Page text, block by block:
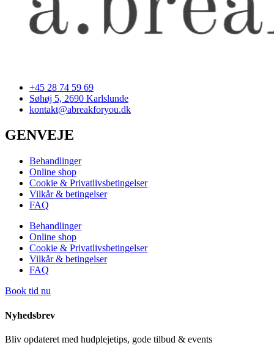
+45 28 74 59 69
Søhøj 5, 2690 Karlslunde
kontakt@abreakforyou.dk
GENVEJE
Behandlinger
Online shop
Cookie & Privatlivsbetingelser
Vilkår & betingelser
FAQ
Behandlinger
Online shop
Cookie & Privatlivsbetingelser
Vilkår & betingelser
FAQ
Book tid nu
Nyhedsbrev
Bliv opdateret med hudplejetips, gode tilbud & events